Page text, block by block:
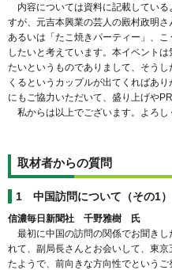
内容については資料に記載している
すが、元吉本興業の芸人の殿村政明さ
あるいは「たこ焼きパーティー」、
したいと考えています。本イベント
たいというものでありまして、そう
くるというカップルが出てくればあ
にもご協力いただいて、盛り上げや
私からは以上でございます。よろし
取材者からの質問
1 中国訪問について（その1）
信濃毎日新聞社 千野雅樹 氏
最初に中国の訪問の関係でお聞き
れて、副局長さんとお会いして、東
たようで、前向きな方向性でという